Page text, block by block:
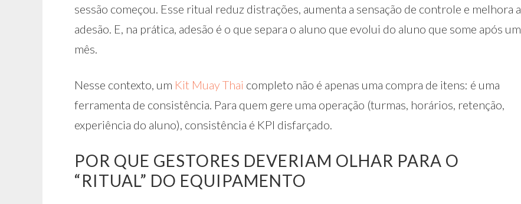
sessão começou. Esse ritual reduz distrações, aumenta a sensação de controle e melhora a
adesão. E, na prática, adesão é o que separa o aluno que evolui do aluno que some após um
mês.
Nesse contexto, um Kit Muay Thai completo não é apenas uma compra de itens: é uma
ferramenta de consistência. Para quem gere uma operação (turmas, horários, retenção,
experiência do aluno), consistência é KPI disfarçado.
POR QUE GESTORES DEVERIAM OLHAR PARA O
“RITUAL” DO EQUIPAMENTO